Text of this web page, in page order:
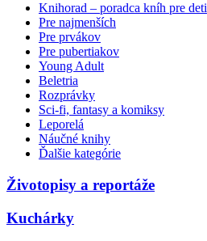
Knihorad – poradca kníh pre deti
Pre najmenších
Pre prvákov
Pre pubertiakov
Young Adult
Beletria
Rozprávky
Sci-fi, fantasy a komiksy
Leporelá
Náučné knihy
Ďalšie kategórie
Životopisy a reportáže
Kuchárky